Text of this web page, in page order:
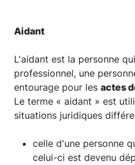
Aidant
L'aidant est la personne
professionnel, une
entourage pour les actes
Le terme « aidant » est
situations juridiques
celle d'une personne
celui-ci est devenu